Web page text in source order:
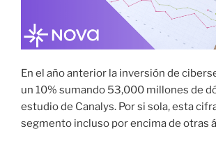
En el año anterior la inversión de
un 10% sumando 53,000 millones de
estudio de Canalys. Por si sola, esta
segmento incluso por encima de otras